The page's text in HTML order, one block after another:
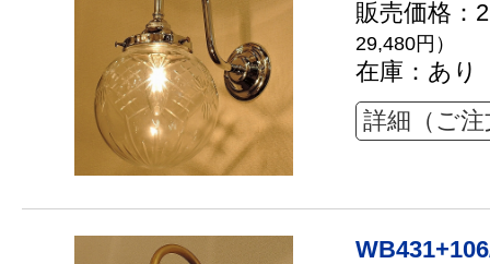
販売価格：
29,480円）
在庫：あり
詳細（ご